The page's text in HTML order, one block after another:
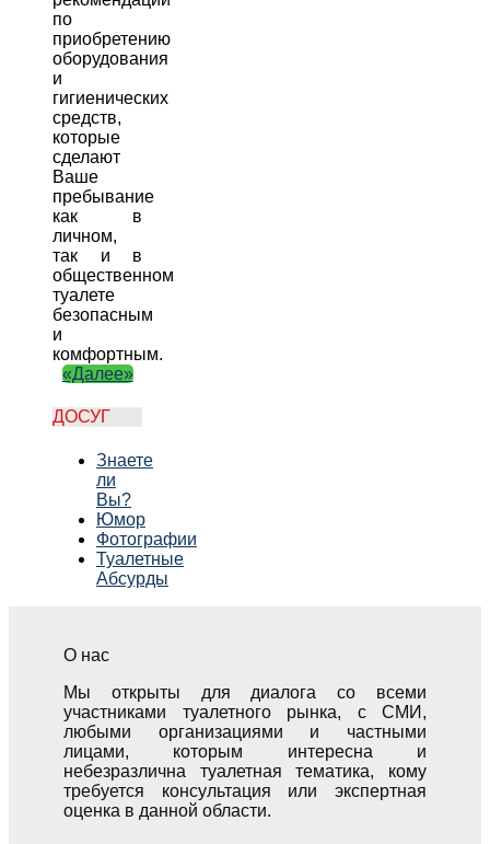
по
приобретению
оборудования
и
гигиенических
средств,
которые
сделают
Ваше
пребывание
как в
личном,
так и в
общественном
туалете
безопасным
и
комфортным.
«Далее»
ДОСУГ
Знаете
ли
Вы?
Юмор
Фотографии
Туалетные
Абсурды
О нас
Мы открыты для диалога со всеми
участниками туалетного рынка, с СМИ,
любыми организациями и частными
лицами, которым интересна и
небезразлична туалетная тематика, кому
требуется консультация или экспертная
оценка в данной области.